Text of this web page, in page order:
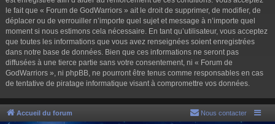
le fait que « Forum de GodWarriors » ait le droit de supprimer, de modifier, de
déplacer ou de verrouiller n’importe quel sujet et message à n’importe quel
moment si nous estimons cela nécessaire. En tant qu’utilisateur, vous acceptez
que toutes les informations que vous avez renseignées soient enregistrées
dans notre base de données. Bien que ces informations ne seront pas
diffusées à une tierce partie sans votre consentement, ni « Forum de
GodWarriors », ni phpBB, ne pourront être tenus comme responsables en cas
de tentative de piratage informatique visant à compromettre vos données.
Accueil du forum Nous contacter